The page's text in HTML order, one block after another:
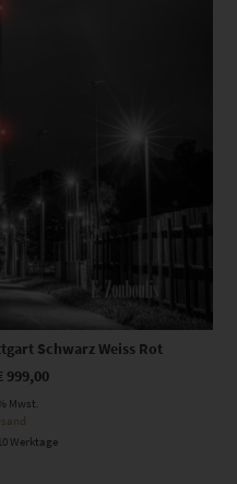
Schwarz Weiss Rot
999,00
Mwst.
Werktage